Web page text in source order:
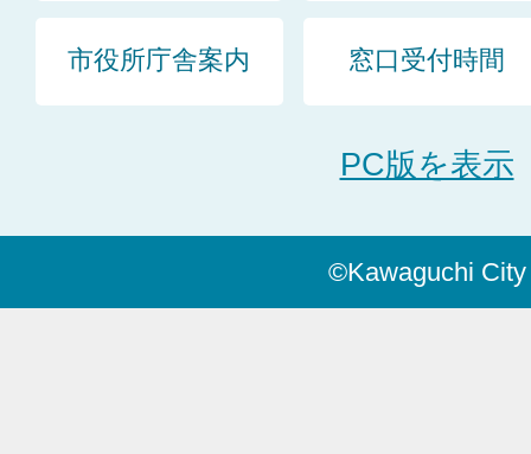
市役所庁舎案内 窓口受付時間
PC版を表示
©Kawaguchi City